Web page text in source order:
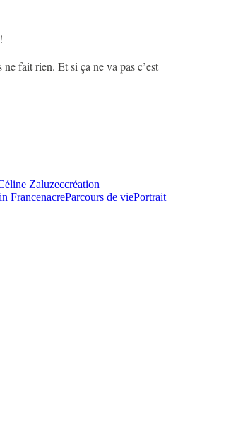
fait rien. Et si ça ne va pas c’est
Zaluzeccréation
FrancenacreParcours de viePortrait